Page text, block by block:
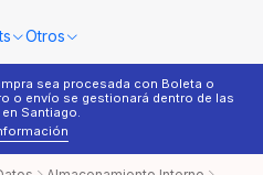
Otros
sea procesada con Boleta o
o envío se gestionará dentro de las
Santiago.